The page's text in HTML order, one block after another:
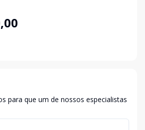
para que um de nossos especialistas